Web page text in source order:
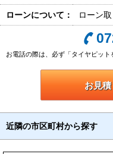
ローンについて： ローン
お電話の際は、必ず「タイヤピット
お見
近隣の市区町村から探す